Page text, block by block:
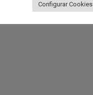
Configurar Cookies